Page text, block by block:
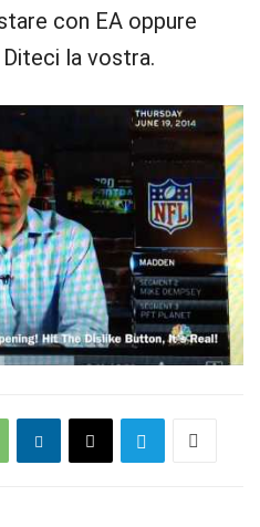
con EA oppure
la vostra.